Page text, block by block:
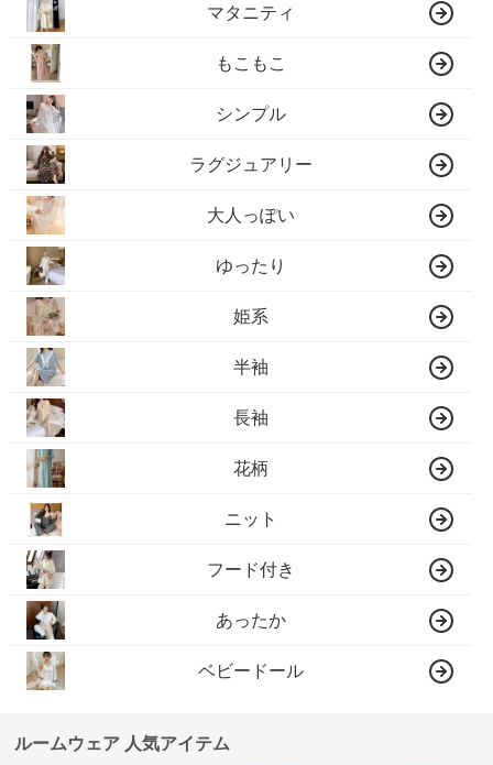
マタニティ
もこもこ
シンプル
ラグジュアリー
大人っぽい
ゆったり
姫系
半袖
長袖
花柄
ニット
フード付き
あったか
ベビードール
ルームウェア 人気アイテム